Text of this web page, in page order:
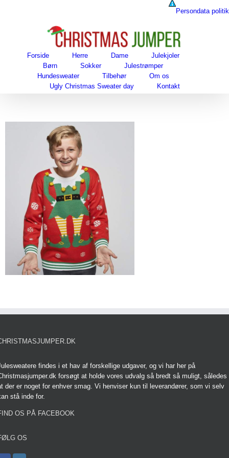
Persondata politik
Forside Herre Dame
Julekjoler
Børn
Sokker
Julestrømper
Hundesweater
Tilbehør
Om os
Ugly Christmas Sweater day
Kontakt
findes i et hav af forskellige udgaver, og vi har her på
forsøgt at holde vores udvalg så bredt så muligt, således
der er noget for enhver smag. Vi henviser kun til leverandører, som vi selv
stå inde for.
OS PÅ FACEBOOK
OS